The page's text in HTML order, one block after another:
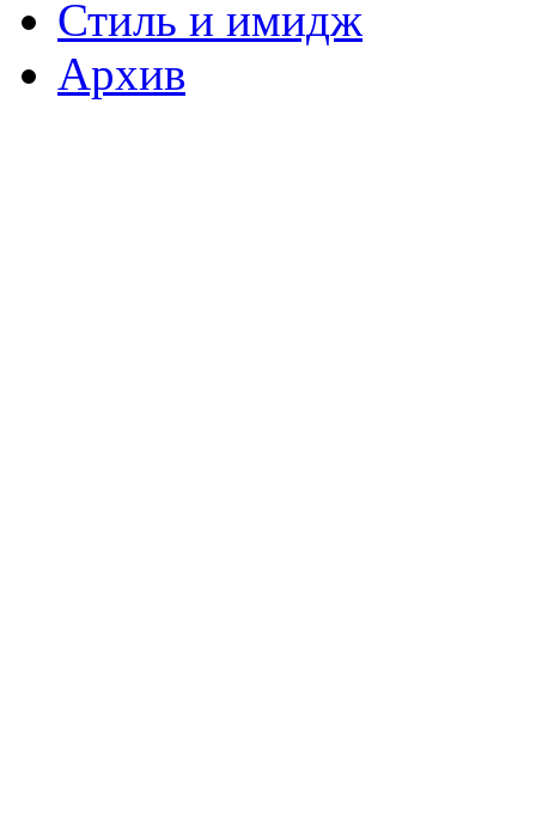
Стиль и имидж
Архив